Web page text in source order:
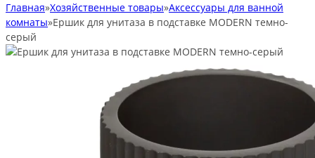
Главная»Хозяйственные товары»Аксессуары для ванной
комнаты»Ершик для унитаза в подставке MODERN темно-
серый